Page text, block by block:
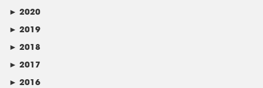
► 2020
► 2019
► 2018
► 2017
► 2016